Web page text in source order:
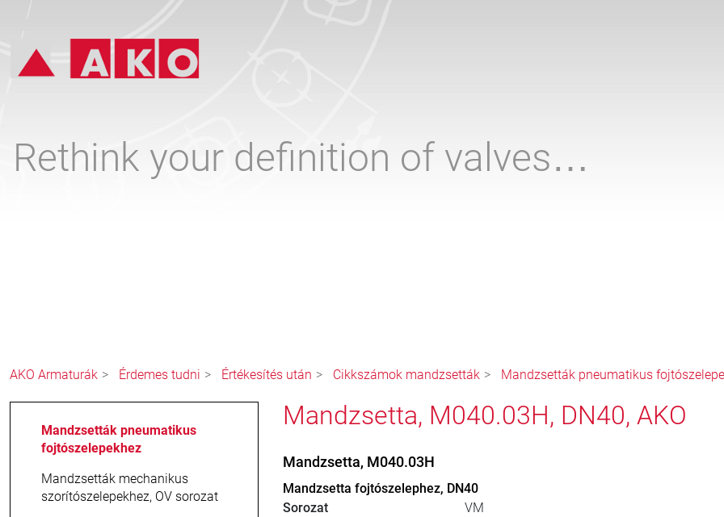
Rethink your definition of valves…
AKO Armaturák Érdemes tudni Értékesítés után Cikkszámok mandzsetták Mandzsetták pneumatikus
Mandzsetták pneumatikus
fojtószelepekhez
Mandzsetták mechanikus
szorítószelepekhez, OV sorozat
Mandzsetta, M040.03H, DN40, AKO
Mandzsetta, M040.03H
Mandzsetta fojtószelephez, DN40
Sorozat
VM